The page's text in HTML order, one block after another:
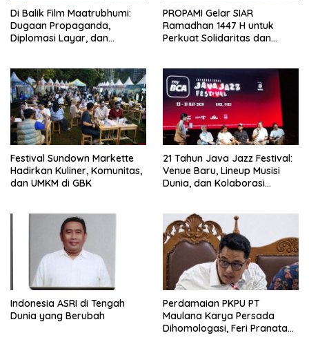
Di Balik Film Maatrubhumi:
Dugaan Propaganda,
Diplomasi Layar, dan
PROPAMI Gelar SIAR
Ramadhan 1447 H untuk
Perkuat Solidaritas dan
Festival Sundown Markette
Hadirkan Kuliner, Komunitas,
dan UMKM di GBK
21 Tahun Java Jazz Festival:
Venue Baru, Lineup Musisi
Dunia, dan Kolaborasi
Indonesia ASRI di Tengah
Dunia yang Berubah
Perdamaian PKPU PT
Maulana Karya Persada
Dihomologasi, Feri Pranata